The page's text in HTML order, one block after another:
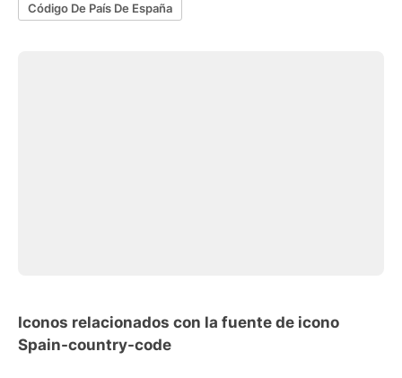
Código De País De España
Iconos relacionados con la fuente de icono
Spain-country-code